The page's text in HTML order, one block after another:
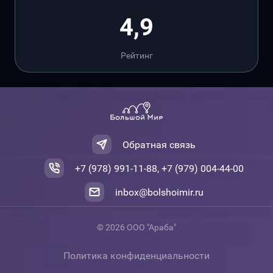
4,9
Рейтинг
Обратная связь
+7 (978) 991-11-88, +7 (979) 004-44-00
inbox@bolshoimir.ru
© 2026 ООО "Араба"
Политика конфиденциальности